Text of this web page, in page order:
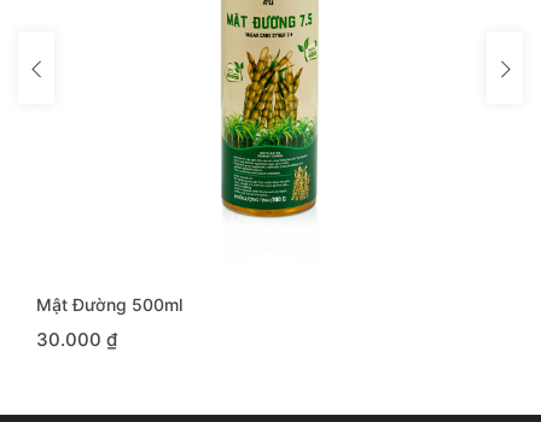
Mật Đường 500ml
30.000 ₫